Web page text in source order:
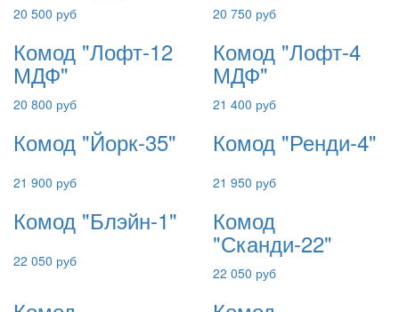
20 500 руб 20 750 руб
Комод "Лофт-12
МДФ"
20 800 руб
Комод "Лофт-4
МДФ"
21 400 руб
Комод "Йорк-35"
21 900 руб
Комод "Ренди-4"
21 950 руб
Комод "Блэйн-1"
22 050 руб
Комод
"Сканди-22"
22 050 руб